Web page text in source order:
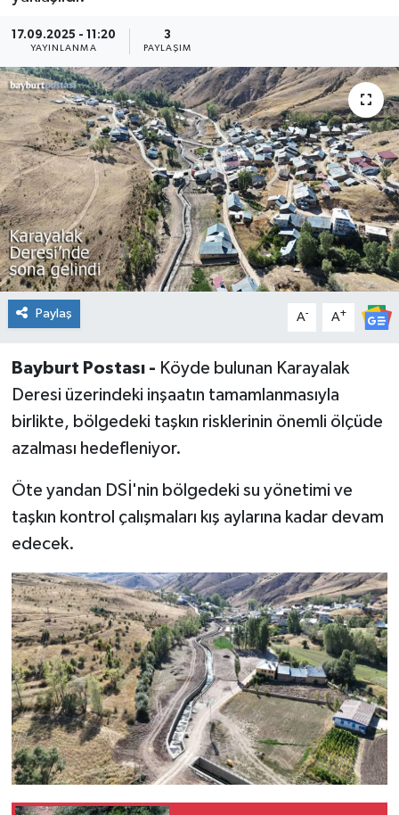
17.09.2025 - 11:20
YAYINLANMA
3
PAYLAŞIM
Paylaş A- A+
Bayburt Postası - Köyde bulunan Karayalak
Deresi üzerindeki inşaatın tamamlanmasıyla
birlikte, bölgedeki taşkın risklerinin önemli ölçüde
azalması hedefleniyor.
Öte yandan DSİ'nin bölgedeki su yönetimi ve
taşkın kontrol çalışmaları kış aylarına kadar devam
edecek.